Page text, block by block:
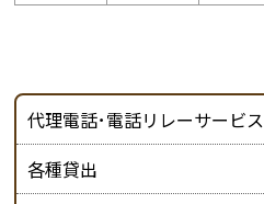
代理電話･電話リレーサービス
各種貸出